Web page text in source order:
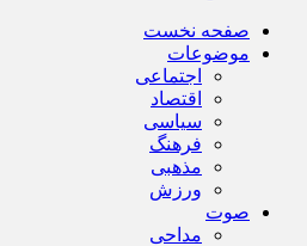
صفحه نخست
موضوعات
اجتماعی
اقتصاد
سیاسی
فرهنگ
مذهبی
ورزش
صوت
مداحی